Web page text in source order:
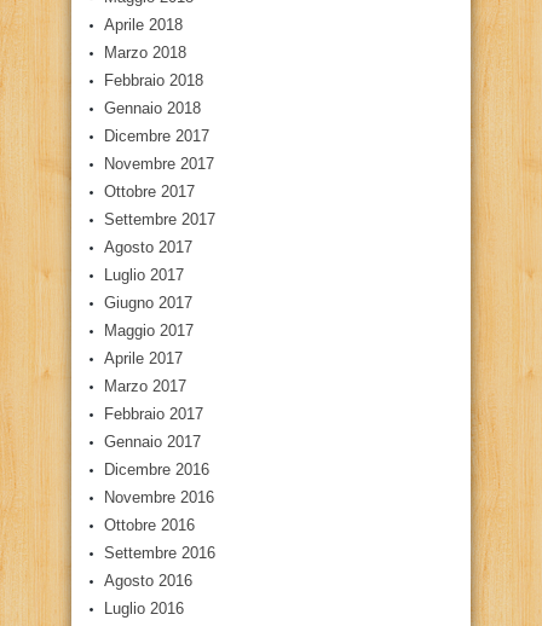
Aprile 2018
Marzo 2018
Febbraio 2018
Gennaio 2018
Dicembre 2017
Novembre 2017
Ottobre 2017
Settembre 2017
Agosto 2017
Luglio 2017
Giugno 2017
Maggio 2017
Aprile 2017
Marzo 2017
Febbraio 2017
Gennaio 2017
Dicembre 2016
Novembre 2016
Ottobre 2016
Settembre 2016
Agosto 2016
Luglio 2016